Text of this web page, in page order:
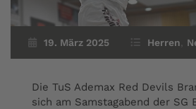
19. März 2025 Herren
Die TuS Ademax Red Devils
sich am Samstagabend der SG